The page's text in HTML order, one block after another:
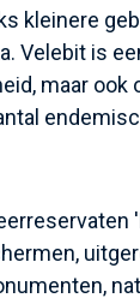
kleinere
Velebit is
maar ook